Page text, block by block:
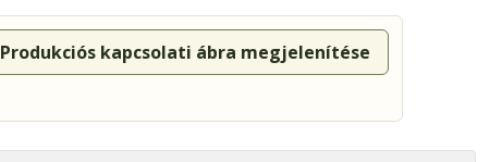
Produkciós kapcsolati ábra megjelenítése